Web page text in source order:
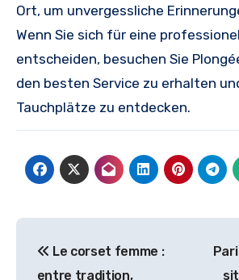
Ort, um unvergessliche
Wenn Sie sich für eine
entscheiden, besuchen Sie
den besten Service zu erhalten
Tauchplätze zu entdecken.
navigation
Le corset femme :
entre tradition,